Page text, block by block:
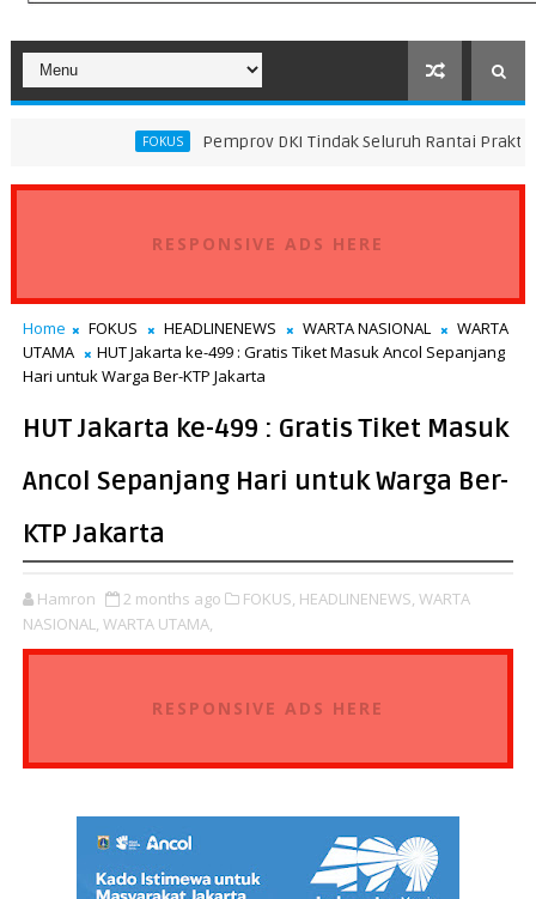
Pemprov DKI Tindak Seluruh Rantai Praktik
RESPONSIVE ADS HERE
Home FOKUS HEADLINENEWS WARTA NASIONAL
WARTA
UTAMA
HUT Jakarta ke-499 : Gratis Tiket Masuk Ancol Sepanjang
Hari untuk Warga Ber-KTP Jakarta
HUT Jakarta ke-499 : Gratis Tiket Masuk
Ancol Sepanjang Hari untuk Warga Ber-
KTP Jakarta
Hamron 2 months ago FOKUS, HEADLINENEWS, WARTA
NASIONAL, WARTA UTAMA,
RESPONSIVE ADS HERE